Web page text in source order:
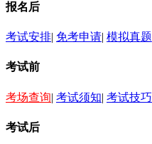
报名后
考试安排| 免考申请| 模拟真题
考试前
考场查询| 考试须知| 考试技巧
考试后